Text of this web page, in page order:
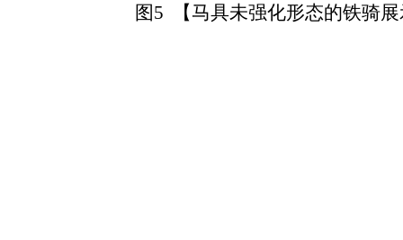
图5 【马具未强化形态的铁骑